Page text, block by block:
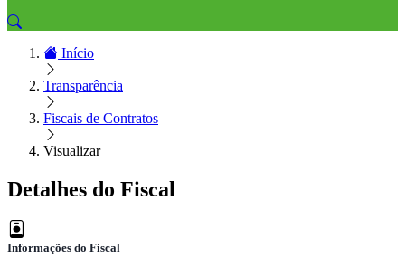
Início
Transparência
Fiscais de Contratos
Visualizar
Detalhes do Fiscal
Informações do Fiscal